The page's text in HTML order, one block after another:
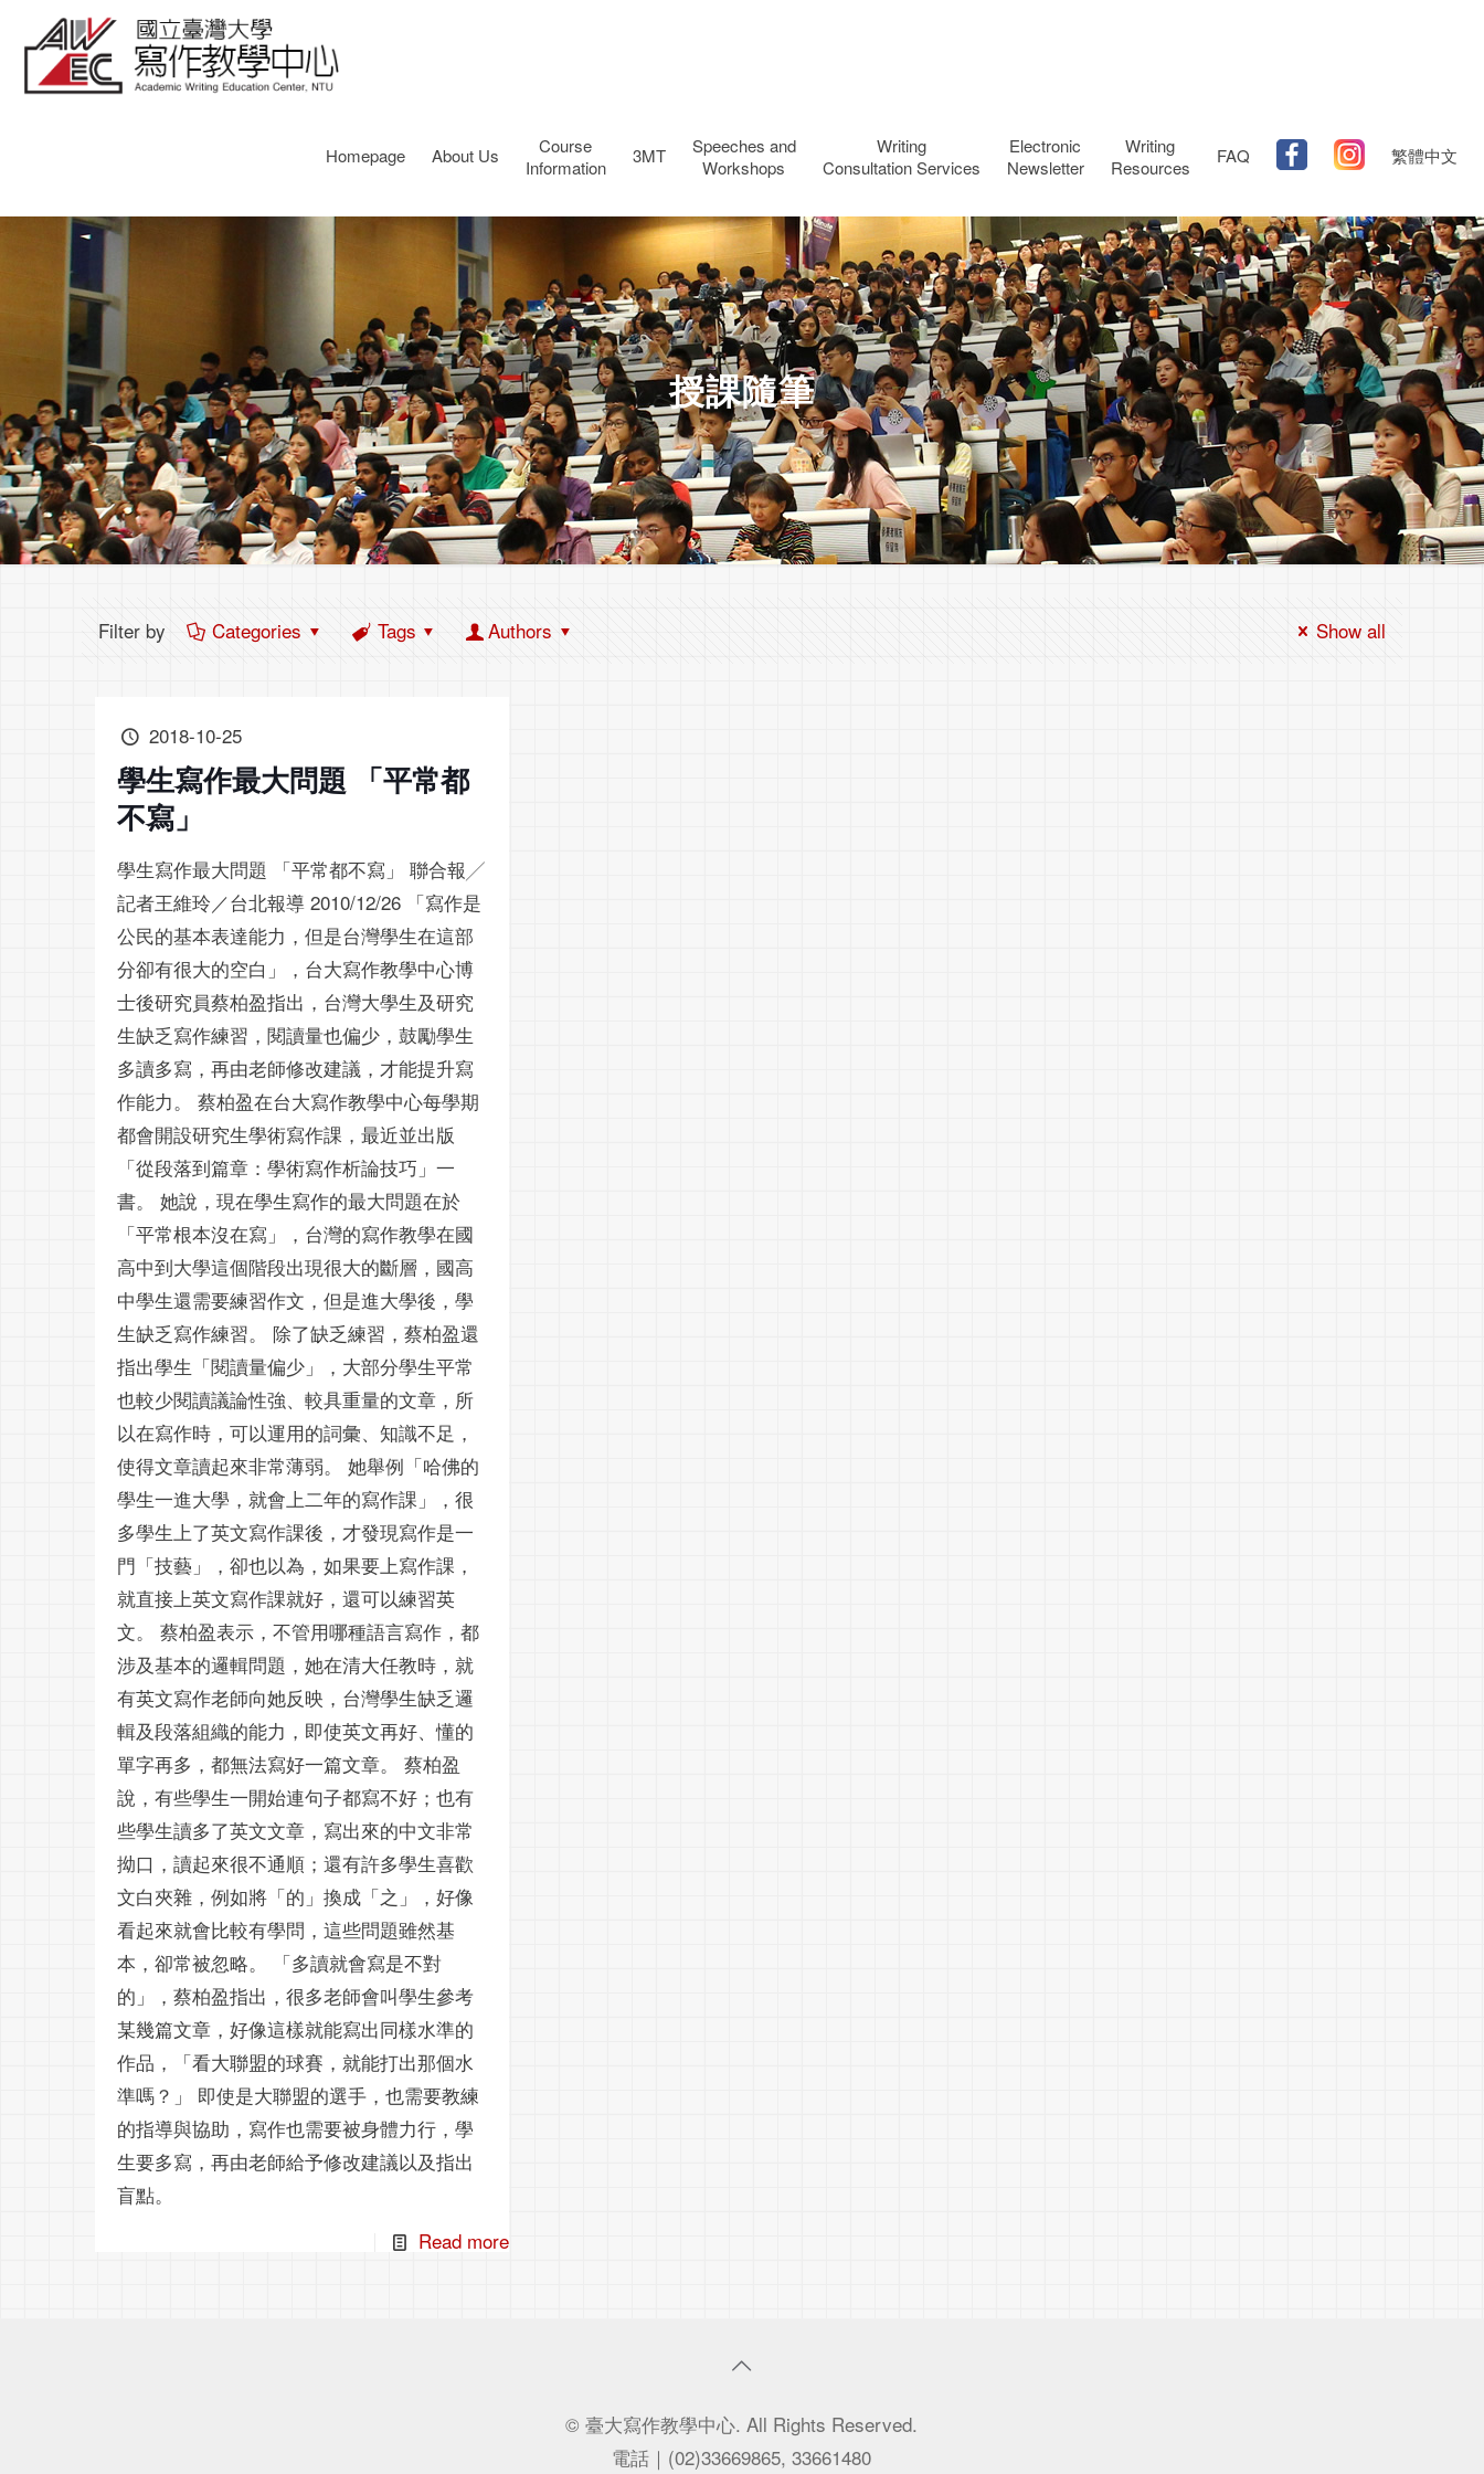
Homepage About Us
Course
Information
3MT
Speeches and
Workshops
Writing
Consultation Services
Electronic
Newsletter
Writing
Resources
FAQ 繁體中文
授課隨筆
Filter by Categories Tags Authors Show all
2018-10-25
學生寫作最大問題 「平常都
不寫」
學生寫作最大問題 「平常都不寫」 聯合報╱
記者王維玲／台北報導 2010/12/26 「寫作是
公民的基本表達能力，但是台灣學生在這部
分卻有很大的空白」，台大寫作教學中心博
士後研究員蔡柏盈指出，台灣大學生及研究
生缺乏寫作練習，閱讀量也偏少，鼓勵學生
多讀多寫，再由老師修改建議，才能提升寫
作能力。 蔡柏盈在台大寫作教學中心每學期
都會開設研究生學術寫作課，最近並出版
「從段落到篇章：學術寫作析論技巧」一
書。 她說，現在學生寫作的最大問題在於
「平常根本沒在寫」，台灣的寫作教學在國
高中到大學這個階段出現很大的斷層，國高
中學生還需要練習作文，但是進大學後，學
生缺乏寫作練習。 除了缺乏練習，蔡柏盈還
指出學生「閱讀量偏少」，大部分學生平常
也較少閱讀議論性強、較具重量的文章，所
以在寫作時，可以運用的詞彙、知識不足，
使得文章讀起來非常薄弱。 她舉例「哈佛的
學生一進大學，就會上二年的寫作課」，很
多學生上了英文寫作課後，才發現寫作是一
門「技藝」，卻也以為，如果要上寫作課，
就直接上英文寫作課就好，還可以練習英
文。 蔡柏盈表示，不管用哪種語言寫作，都
涉及基本的邏輯問題，她在清大任教時，就
有英文寫作老師向她反映，台灣學生缺乏邏
輯及段落組織的能力，即使英文再好、懂的
單字再多，都無法寫好一篇文章。 蔡柏盈
說，有些學生一開始連句子都寫不好；也有
些學生讀多了英文文章，寫出來的中文非常
拗口，讀起來很不通順；還有許多學生喜歡
文白夾雜，例如將「的」換成「之」，好像
看起來就會比較有學問，這些問題雖然基
本，卻常被忽略。 「多讀就會寫是不對
的」，蔡柏盈指出，很多老師會叫學生參考
某幾篇文章，好像這樣就能寫出同樣水準的
作品，「看大聯盟的球賽，就能打出那個水
準嗎？」 即使是大聯盟的選手，也需要教練
的指導與協助，寫作也需要被身體力行，學
生要多寫，再由老師給予修改建議以及指出
盲點。
Read more
© 臺大寫作教學中心. All Rights Reserved.
電話｜(02)33669865, 33661480